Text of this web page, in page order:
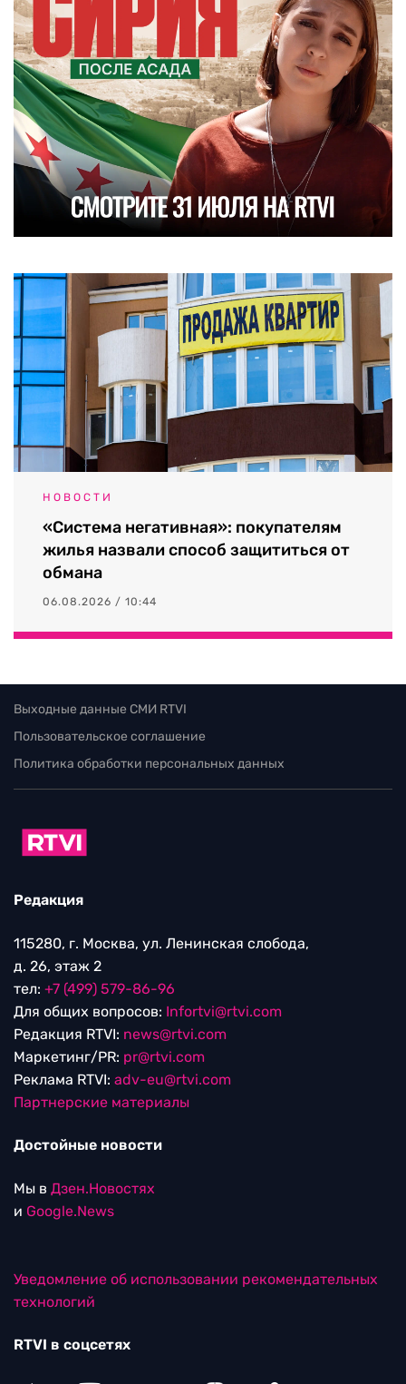
НОВОСТИ
«Система негативная»: покупателям
жилья назвали способ защититься от
обмана
06.08.2026 / 10:44
Выходные данные СМИ RTVI
Пользовательское соглашение
Политика обработки персональных данных
Редакция
115280, г. Москва, ул. Ленинская слобода,
д. 26, этаж 2
тел: +7 (499) 579-86-96
Для общих вопросов: Infortvi@rtvi.com
Редакция RTVI: news@rtvi.com
Маркетинг/PR: pr@rtvi.com
Реклама RTVI: adv-eu@rtvi.com
Партнерские материалы
Достойные новости
Мы в Дзен.Новостях
и Google.News
Уведомление об использовании рекомендательных
технологий
RTVI в соцсетях